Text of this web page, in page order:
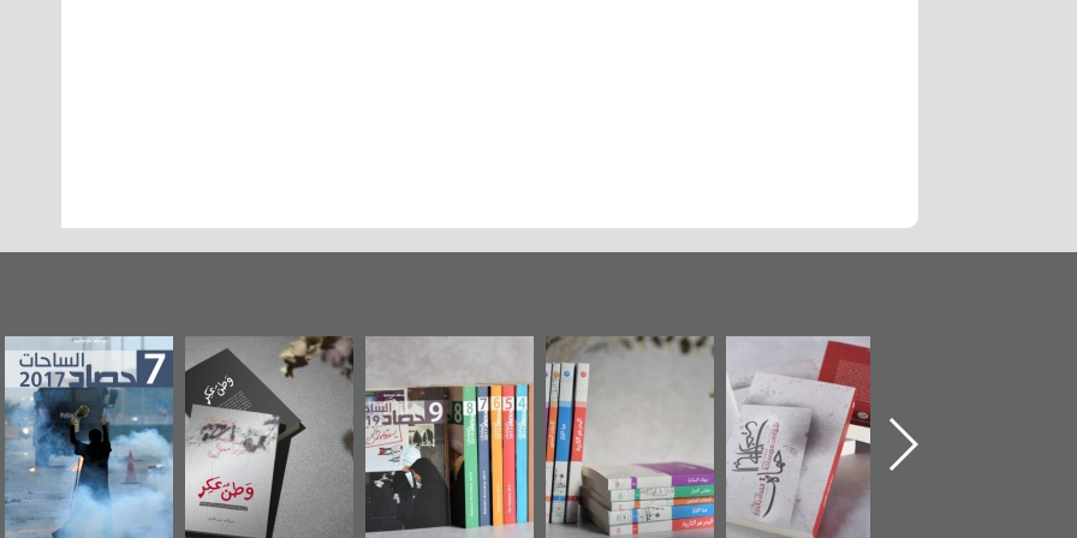
تصنيف موضوعي
للوثائق البريطانية
يقدمه «مركز أوال»
في سلسلة من 5
كتب
"مرآة البحرين"
جديدة لمعتقل
عسكري تصدر عن
«مرآة البحرين»
حصاد 2017
عاشوراء البحرين...
ويكيليكس السفارة
الأمريكية